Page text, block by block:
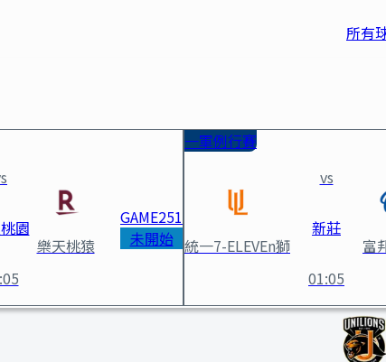
所有
園
樂天桃猿
GAME251
未開始
一軍例行賽
統一7-ELEVEn獅
vs
新莊
01:05
富
詳情